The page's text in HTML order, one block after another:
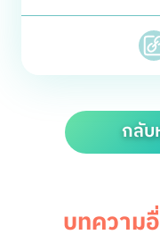
กลับ
บทความ